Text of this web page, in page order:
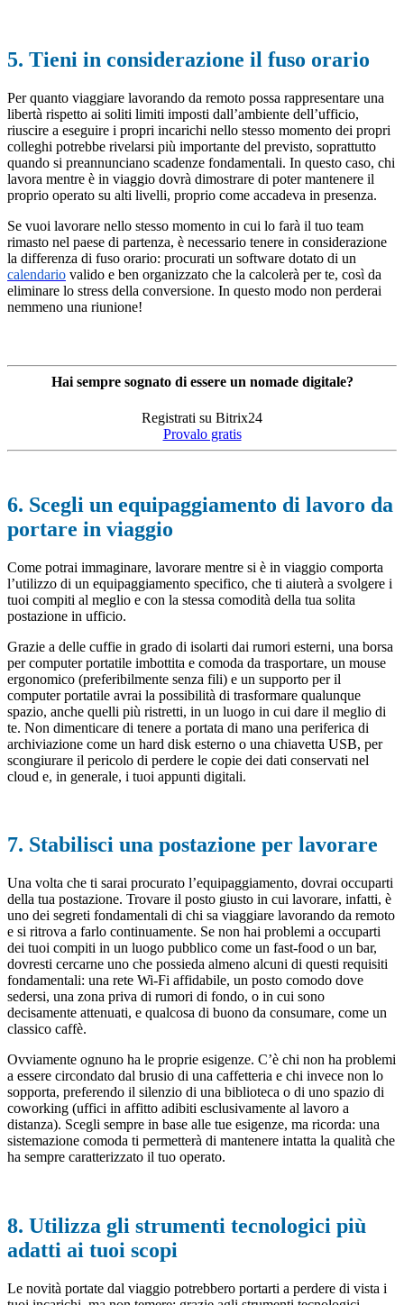
5. Tieni in considerazione il fuso orario
Per quanto viaggiare lavorando da remoto possa rappresentare una
libertà rispetto ai soliti limiti imposti dall’ambiente dell’ufficio,
riuscire a eseguire i propri incarichi nello stesso momento dei propri
colleghi potrebbe rivelarsi più importante del previsto, soprattutto
quando si preannunciano scadenze fondamentali. In questo caso, chi
lavora mentre è in viaggio dovrà dimostrare di poter mantenere il
proprio operato su alti livelli, proprio come accadeva in presenza.
Se vuoi lavorare nello stesso momento in cui lo farà il tuo team
rimasto nel paese di partenza, è necessario tenere in considerazione
la differenza di fuso orario: procurati un software dotato di un
calendario valido e ben organizzato che la calcolerà per te, così da
eliminare lo stress della conversione. In questo modo non perderai
nemmeno una riunione!
Hai sempre sognato di essere un nomade digitale?
Registrati su Bitrix24
Provalo gratis
6. Scegli un equipaggiamento di lavoro da
portare in viaggio
Come potrai immaginare, lavorare mentre si è in viaggio comporta
l’utilizzo di un equipaggiamento specifico, che ti aiuterà a svolgere i
tuoi compiti al meglio e con la stessa comodità della tua solita
postazione in ufficio.
Grazie a delle cuffie in grado di isolarti dai rumori esterni, una borsa
per computer portatile imbottita e comoda da trasportare, un mouse
ergonomico (preferibilmente senza fili) e un supporto per il
computer portatile avrai la possibilità di trasformare qualunque
spazio, anche quelli più ristretti, in un luogo in cui dare il meglio di
te. Non dimenticare di tenere a portata di mano una periferica di
archiviazione come un hard disk esterno o una chiavetta USB, per
scongiurare il pericolo di perdere le copie dei dati conservati nel
cloud e, in generale, i tuoi appunti digitali.
7. Stabilisci una postazione per lavorare
Una volta che ti sarai procurato l’equipaggiamento, dovrai occuparti
della tua postazione. Trovare il posto giusto in cui lavorare, infatti, è
uno dei segreti fondamentali di chi sa viaggiare lavorando da remoto
e si ritrova a farlo continuamente. Se non hai problemi a occuparti
dei tuoi compiti in un luogo pubblico come un fast-food o un bar,
dovresti cercarne uno che possieda almeno alcuni di questi requisiti
fondamentali: una rete Wi-Fi affidabile, un posto comodo dove
sedersi, una zona priva di rumori di fondo, o in cui sono
decisamente attenuati, e qualcosa di buono da consumare, come un
classico caffè.
Ovviamente ognuno ha le proprie esigenze. C’è chi non ha problemi
a essere circondato dal brusio di una caffetteria e chi invece non lo
sopporta, preferendo il silenzio di una biblioteca o di uno spazio di
coworking (uffici in affitto adibiti esclusivamente al lavoro a
distanza). Scegli sempre in base alle tue esigenze, ma ricorda: una
sistemazione comoda ti permetterà di mantenere intatta la qualità che
ha sempre caratterizzato il tuo operato.
8. Utilizza gli strumenti tecnologici più
adatti ai tuoi scopi
Le novità portate dal viaggio potrebbero portarti a perdere di vista i